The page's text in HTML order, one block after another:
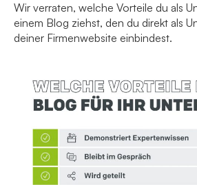
Wir verraten, welche Vorteile du als
einem Blog ziehst, den du direkt als
deiner Firmenwebsite einbindest.